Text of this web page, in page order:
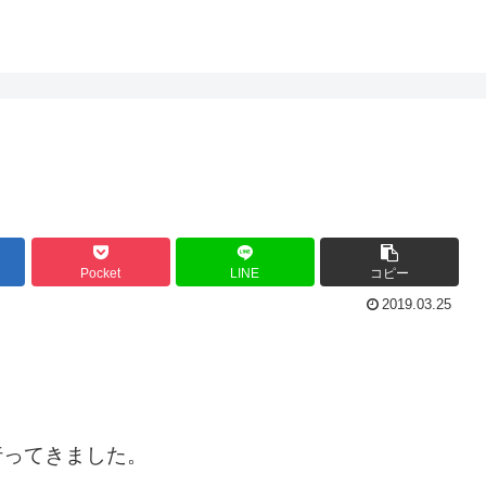
Pocket LINE コピー
2019.03.25
てきました。